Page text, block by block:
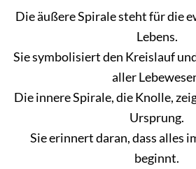
Die äußere Spirale steht für die
Lebens.
Sie symbolisiert den Kreislauf
aller
Die innere Spirale, die Knolle,
Ursprung.
Sie erinnert daran, dass alles
beginnt.